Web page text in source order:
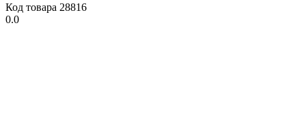
Код товара 28816
0.0